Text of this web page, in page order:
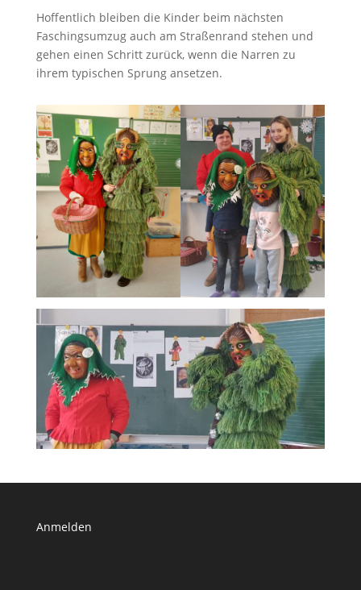
Hoffentlich bleiben die Kinder beim nächsten
Faschingsumzug auch am Straßenrand stehen und
gehen einen Schritt zurück, wenn die Narren zu
ihrem typischen Sprung ansetzen.
Anmelden